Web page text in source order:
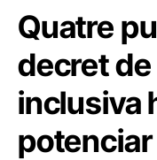
Quatre
decret de
inclusiva
potenciar